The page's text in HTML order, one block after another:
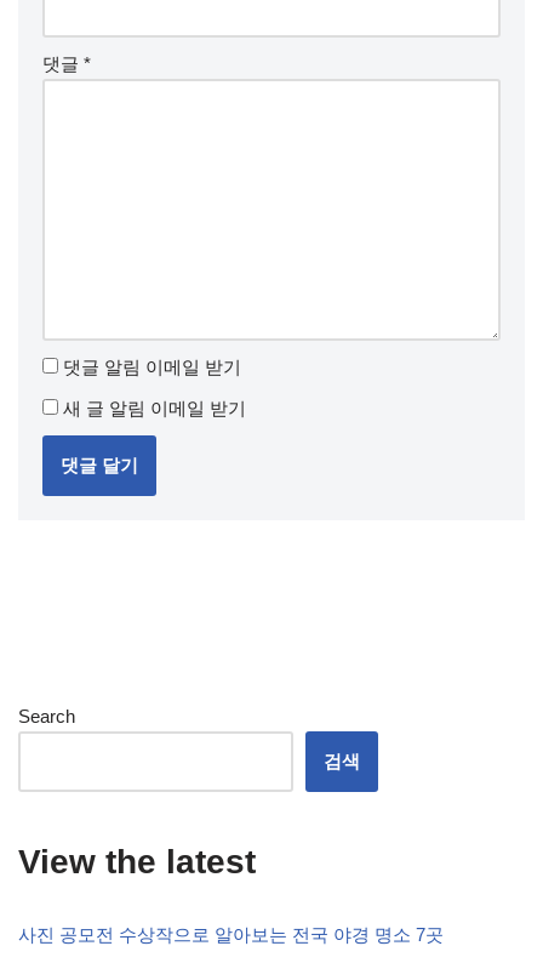
댓글 *
댓글 알림 이메일 받기
새 글 알림 이메일 받기
Search
검색
View the latest
사진 공모전 수상작으로 알아보는 전국 야경 명소 7곳